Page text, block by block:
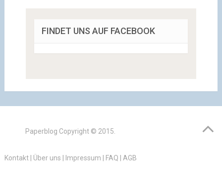
FINDET UNS AUF FACEBOOK
Paperblog Copyright © 2015.
Kontakt| Über uns Impressum FAQ AGB